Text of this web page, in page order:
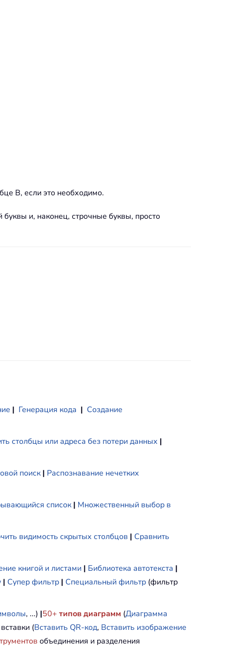
B, если это необходимо.
буквы и, наконец, строчные буквы, просто
| Генерация кода | Создание
столбцы или адреса без потери данных |
поиск | Распознавание нечетких
список | Множественный выбор в
видимость скрытых столбцов | Сравнить
книгой и листами | Библиотека автотекста |
| Супер фильтр | Специальный фильтр (фильтр
, ...) |50+ типов диаграмм (Диаграмма
(Вставить QR-код, Вставить изображение
объединения и разделения